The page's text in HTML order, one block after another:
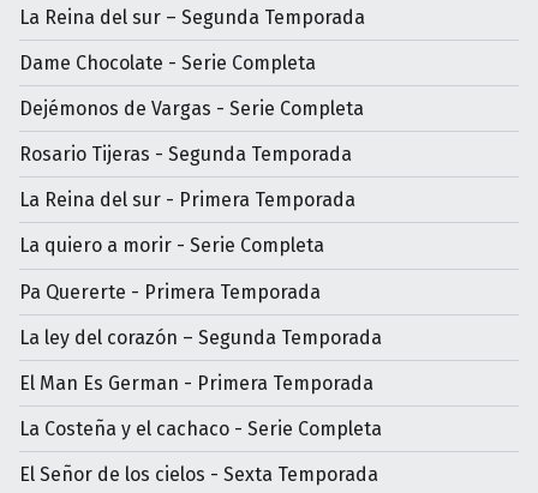
La Reina del sur – Segunda Temporada
Dame Chocolate - Serie Completa
Dejémonos de Vargas - Serie Completa
Rosario Tijeras - Segunda Temporada
La Reina del sur - Primera Temporada
La quiero a morir - Serie Completa
Pa Quererte - Primera Temporada
La ley del corazón – Segunda Temporada
El Man Es German - Primera Temporada
La Costeña y el cachaco - Serie Completa
El Señor de los cielos - Sexta Temporada